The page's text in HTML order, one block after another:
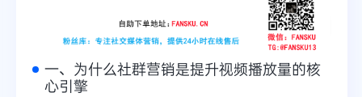
一、为什么社群营销是提升视频播放量的核
心引擎